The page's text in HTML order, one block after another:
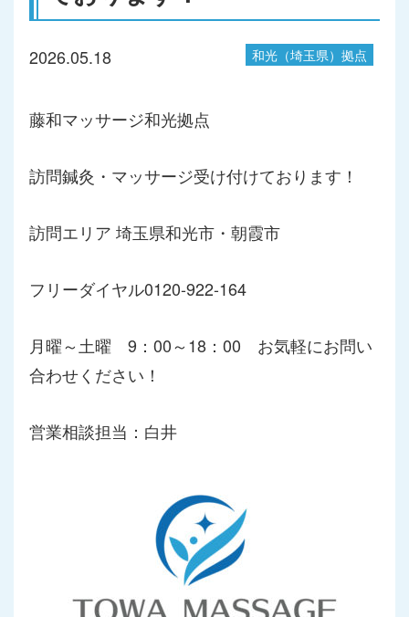
2026.05.18 和光（埼玉県）拠点
藤和マッサージ和光拠点
訪問鍼灸・マッサージ受け付けております！
訪問エリア 埼玉県和光市・朝霞市
フリーダイヤル0120-922-164
月曜～土曜 9：00～18：00 お気軽にお問い
合わせください！
営業相談担当：白井